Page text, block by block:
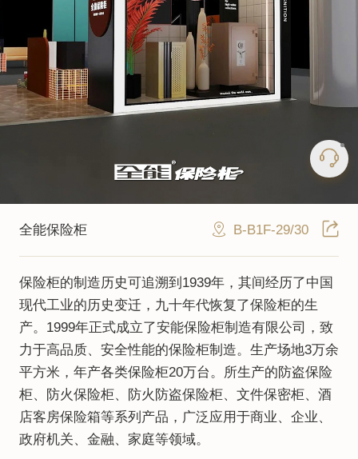
全能保险柜 B-B1F-29/30
保险柜的制造历史可追溯到1939年，其间经历了中国
现代工业的历史变迁，九十年代恢复了保险柜的生
产。1999年正式成立了安能保险柜制造有限公司，致
力于高品质、安全性能的保险柜制造。生产场地3万余
平方米，年产各类保险柜20万台。所生产的防盗保险
柜、防火保险柜、防火防盗保险柜、文件保密柜、酒
店客房保险箱等系列产品，广泛应用于商业、企业、
政府机关、金融、家庭等领域。